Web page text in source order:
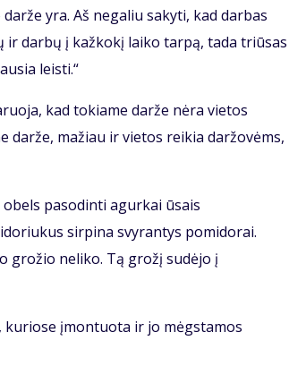
yra. Aš negaliu sakyti, kad darbas
ir darbų į kažkokį laiko tarpą, tada triūsas
leisti.“
kad tokiame darže nėra vietos
mažiau ir vietos reikia daržovėms,
pasodinti agurkai ūsais
sirpina svyrantys pomidorai.
grožio neliko. Tą grožį sudėjo į
įmontuota ir jo mėgstamos